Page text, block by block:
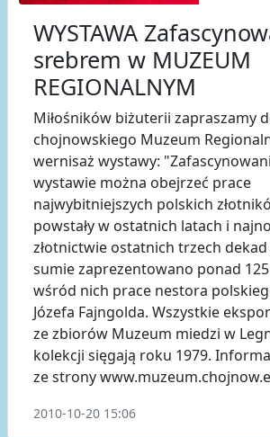
WYSTAWA
srebrem w MUZEUM
REGIONALNYM
Miłośników biżuterii zapraszamy
chojnowskiego Muzeum
wernisaż wystawy:
wystawie można obejrzeć prace
najwybitniejszych polskich
powstały w ostatnich latach i
złotnictwie ostatnich trzech dekad
sumie zaprezentowano ponad
wśród nich prace nestora
Józefa Fajngolda. Wszystkie
ze zbiorów Muzeum miedzi w
kolekcji sięgają roku 1979.
ze strony
2010-10-20 15:06